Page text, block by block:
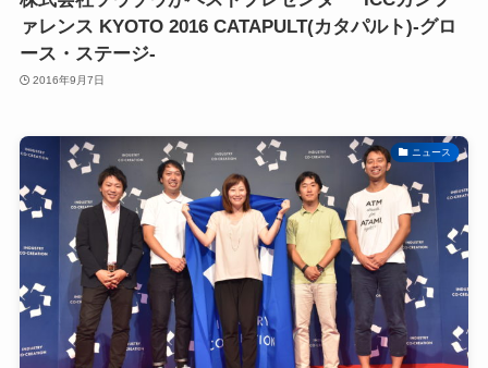
ァレンス KYOTO 2016 CATAPULT(カタパルト)-グロ
ース・ステージ-
2016年9月7日
ニュース